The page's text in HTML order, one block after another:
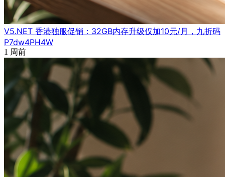
V5.NET 香港独服促销：32GB内存升级仅加10元/月，九折码
P7dw4PH4W
1 周前